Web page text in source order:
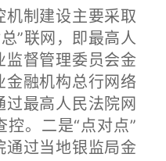
制建设主要采取
”联网，即最高人
监督管理委员会金
金融机构总行网络
最高人民法院网
。二是“点对点”
通过当地银监局金